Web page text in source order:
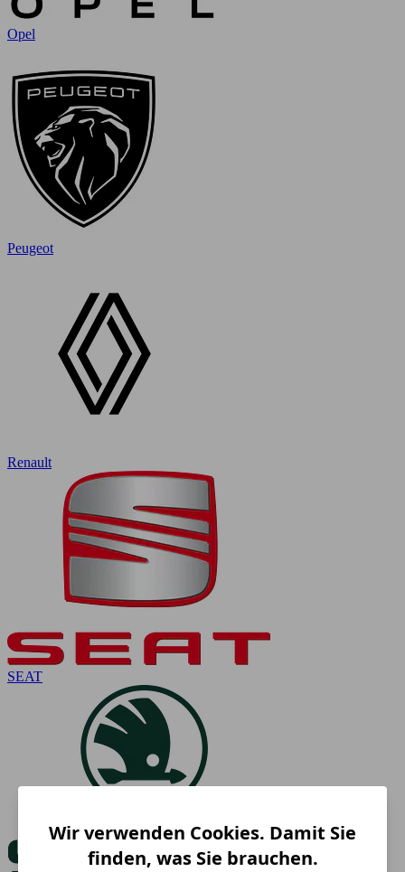
Wir verwenden Cookies. Damit Sie
finden, was Sie brauchen.
Opel
Peugeot
Renault
SEAT